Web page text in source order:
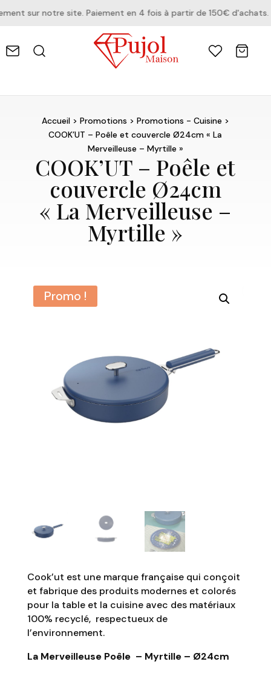
sur notre site. Paiement en 4 fois à partir de 150€ d'achats.
Accueil> Promotions > Promotions - Cuisine>
COOK’UT – Poêle et couvercle Ø24cm « La
Merveilleuse – Myrtille »
COOK’UT – Poêle et
couvercle Ø24cm
« La Merveilleuse –
Myrtille »
Promo !
Cook’ut est une marque française qui conçoit
et fabrique des produits modernes et colorés
pour la table et la cuisine avec des matériaux
100% recyclé, respectueux de
l’environnement.
La Merveilleuse Poêle – Myrtille – Ø24cm